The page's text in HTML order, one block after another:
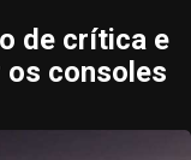
de crítica e
os consoles